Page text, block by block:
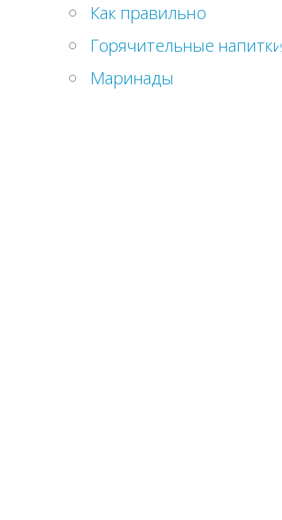
Как правильно
Горячительные напитки
Маринады